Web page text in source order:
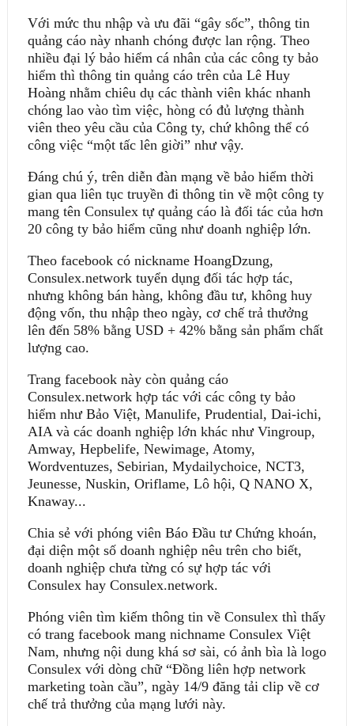
Với mức thu nhập và ưu đãi “gây sốc”, thông tin
quảng cáo này nhanh chóng được lan rộng. Theo
nhiều đại lý bảo hiểm cá nhân của các công ty bảo
hiểm thì thông tin quảng cáo trên của Lê Huy
Hoàng nhằm chiêu dụ các thành viên khác nhanh
chóng lao vào tìm việc, hòng có đủ lượng thành
viên theo yêu cầu của Công ty, chứ không thể có
công việc “một tấc lên giời” như vậy.
Ðáng chú ý, trên diễn đàn mạng về bảo hiểm thời
gian qua liên tục truyền đi thông tin về một công ty
mang tên Consulex tự quảng cáo là đối tác của hơn
20 công ty bảo hiểm cũng như doanh nghiệp lớn.
Theo facebook có nickname HoangDzung,
Consulex.network tuyển dụng đối tác hợp tác,
nhưng không bán hàng, không đầu tư, không huy
động vốn, thu nhập theo ngày, cơ chế trả thưởng
lên đến 58% bằng USD + 42% bằng sản phẩm chất
lượng cao.
Trang facebook này còn quảng cáo
Consulex.network hợp tác với các công ty bảo
hiểm như Bảo Việt, Manulife, Prudential, Dai-ichi,
AIA và các doanh nghiệp lớn khác như Vingroup,
Amway, Hepbelife, Newimage, Atomy,
Wordventuzes, Sebirian, Mydailychoice, NCT3,
Jeunesse, Nuskin, Oriflame, Lô hội, Q NANO X,
Knaway...
Chia sẻ với phóng viên Báo Ðầu tư Chứng khoán,
đại diện một số doanh nghiệp nêu trên cho biết,
doanh nghiệp chưa từng có sự hợp tác với
Consulex hay Consulex.network.
Phóng viên tìm kiếm thông tin về Consulex thì thấy
có trang facebook mang nichname Consulex Việt
Nam, nhưng nội dung khá sơ sài, có ảnh bìa là logo
Consulex với dòng chữ “Ðồng liên hợp network
marketing toàn cầu”, ngày 14/9 đăng tải clip về cơ
chế trả thưởng của mạng lưới này.